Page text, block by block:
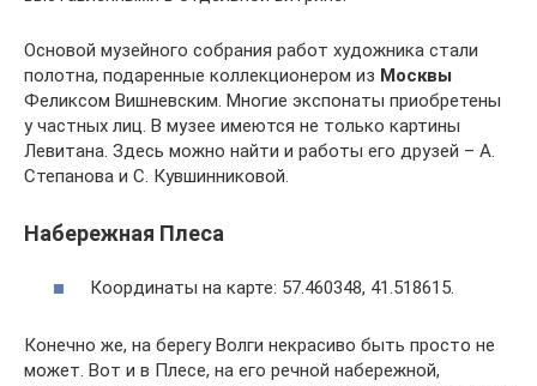
Основой музейного собрания работ художника стали
полотна, подаренные коллекционером из Москвы
Феликсом Вишневским. Многие экспонаты приобретены
у частных лиц. В музее имеются не только картины
Левитана. Здесь можно найти и работы его друзей – А.
Степанова и С. Кувшинниковой.
Набережная Плеса
Координаты на карте: 57.460348, 41.518615.
Конечно же, на берегу Волги некрасиво быть просто не
может. Вот и в Плесе, на его речной набережной,